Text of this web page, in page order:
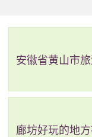
百七十五丈。在乾
知署，辖番禺、东
又称“澳门同知”。
安徽省黄山市
廊坊好玩的地